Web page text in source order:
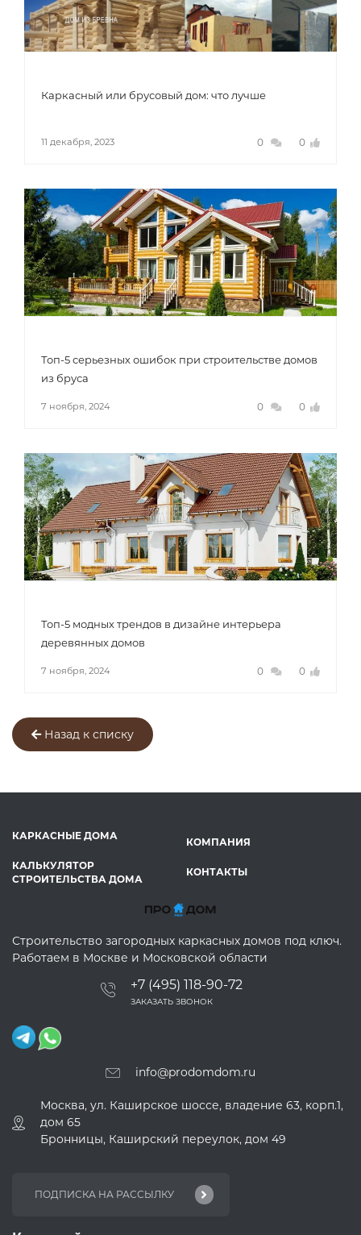
Каркасный или брусовый дом: что лучше
11 декабря, 2023 0 0
Топ-5 серьезных ошибок при строительстве домов
из бруса
7 ноября, 2024 0 0
Топ-5 модных трендов в дизайне интерьера
деревянных домов
7 ноября, 2024 0 0
Назад к списку
КАРКАСНЫЕ ДОМА
КАЛЬКУЛЯТОР
СТРОИТЕЛЬСТВА ДОМА
КОМПАНИЯ
КОНТАКТЫ
Строительство загородных каркасных домов под ключ.
Работаем в Москве и Московской области
+7 (495) 118-90-72
ЗАКАЗАТЬ ЗВОНОК
info@prodomdom.ru
Москва, ул. Каширское шоссе, владение 63, корп.1,
дом 65
Бронницы, Каширский переулок, дом 49